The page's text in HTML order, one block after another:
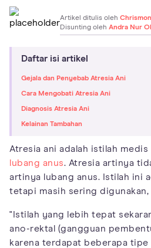
Artikel ditulis oleh
Disunting oleh Andra Nur
Daftar isi artikel
Gejala dan Penyebab Atresia Ani
Cara Mengobati Atresia Ani
Diagnosis Atresia Ani
Kelainan Tambahan
Atresia ani adalah istilah
lubang anus. Atresia artinya
artinya lubang anus. Istilah ini
tetapi masih sering digunakan,
"Istilah yang lebih tepat
ano-rektal (gangguan
karena terdapat beberapa tipe